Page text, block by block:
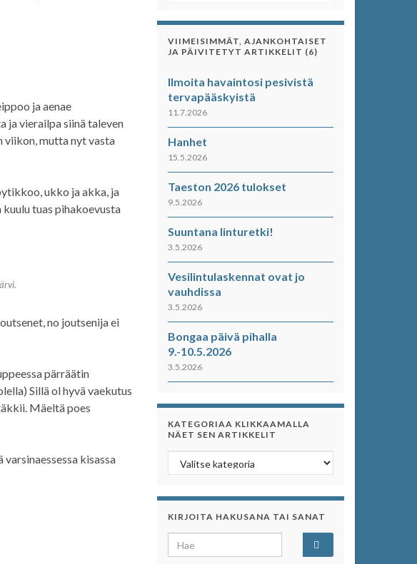
ja aenae
ja vierailpa siinä taleven
viikon, mutta nyt vasta
ukko ja akka, ja
kuulu tuas pihakoevusta
no joutsenija ei
pärräätin
Sillä ol hyvä vaekutus
Mäeltä poes
kisassa
VIIMEISIMMÄT, AJANKOHTAISET
JA PÄIVITETYT ARTIKKELIT (6)
Ilmoita havaintosi pesivistä
tervapääskyistä
11.7.2026
Hanhet
15.5.2026
Taeston 2026 tulokset
9.5.2026
Suuntana linturetki!
3.5.2026
Vesilintulaskennat ovat jo
vauhdissa
3.5.2026
Bongaa päivä pihalla
9.-10.5.2026
3.5.2026
KATEGORIAA KLIKKAAMALLA
NÄET SEN ARTIKKELIT
Kategoriaa klikkaamalla näet sen artikkelit
KIRJOITA HAKUSANA TAI SANAT
Search for: